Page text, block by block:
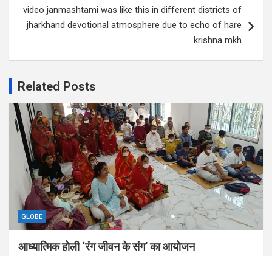
video janmashtami was like this in different districts of
jharkhand devotional atmosphere due to echo of hare
krishna mkh
Related Posts
GLOBE
आध्यात्मिक होली ‘रंग जीवन के संग’ का आयोजन